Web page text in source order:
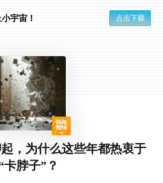
宇宙！ 点击下载
，为什么这些年都热衷于
卡脖子”？